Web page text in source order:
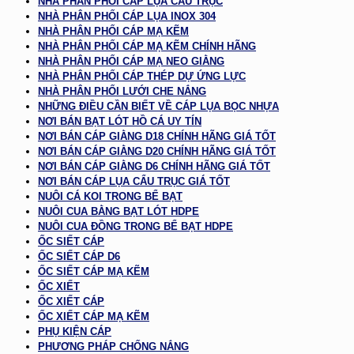
NHÀ PHÂN PHỐI CÁP LỤA INOX 304
NHÀ PHÂN PHỐI CÁP MẠ KẼM
NHÀ PHÂN PHỐI CÁP MẠ KẼM CHÍNH HÃNG
NHÀ PHÂN PHỐI CÁP MẠ NEO GIẰNG
NHÀ PHÂN PHỐI CÁP THÉP DỰ ỨNG LỰC
NHÀ PHÂN PHỐI LƯỚI CHE NẮNG
NHỮNG ĐIỀU CẦN BIẾT VỀ CÁP LỤA BỌC NHỰA
NƠI BÁN BẠT LÓT HỒ CÁ UY TÍN
NƠI BÁN CÁP GIẰNG D18 CHÍNH HÃNG GIÁ TỐT
NƠI BÁN CÁP GIẰNG D20 CHÍNH HÃNG GIÁ TỐT
NƠI BÁN CÁP GIẰNG D6 CHÍNH HÃNG GIÁ TỐT
NƠI BÁN CÁP LỤA CẨU TRỤC GIÁ TỐT
NUÔI CÁ KOI TRONG BỂ BẠT
NUÔI CUA BẰNG BẠT LÓT HDPE
NUÔI CUA ĐỒNG TRONG BỂ BẠT HDPE
ỐC SIẾT CÁP
ỐC SIẾT CÁP D6
ỐC SIẾT CÁP MẠ KẼM
ỐC XIẾT
ỐC XIẾT CÁP
ỐC XIẾT CÁP MẠ KẼM
PHỤ KIỆN CÁP
PHƯƠNG PHÁP CHỐNG NẮNG